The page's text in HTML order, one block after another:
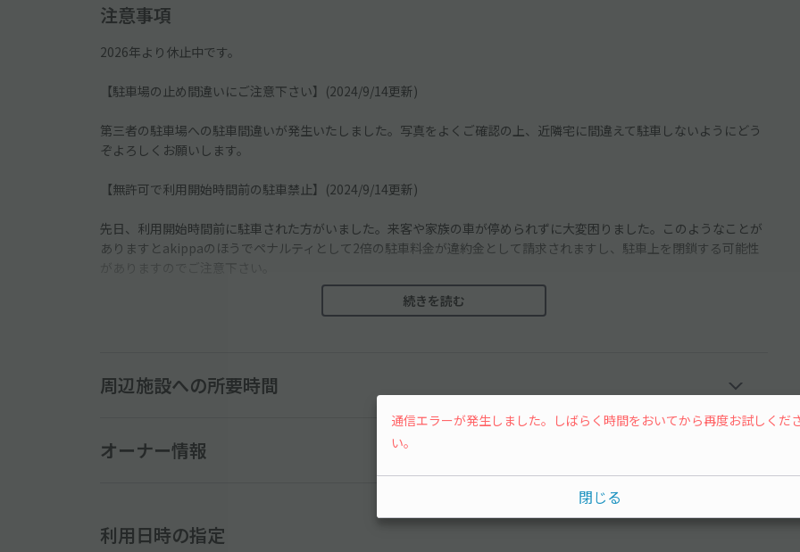
注意事項
2026年より休止中です。
【駐車場の止め間違いにご注意下さい】(2024/9/14更新)
第三者の駐車場への駐車間違いが発生いたしました。写真をよくご確認の上、近隣宅に間違えて駐車しないようにどう
ぞよろしくお願いします。
【無許可で利用開始時間前の駐車禁止】(2024/9/14更新)
先日、利用開始時間前に駐車された方がいました。来客や家族の車が停められずに大変困りました。このようなことが
ありますとakippaのほうでペナルティとして2倍の駐車料金が違約金として請求されますし、駐車上を閉鎖する可能性
で予めご了承ください。
【予約後の時間変更について(6/29更新】
【予約前にご連絡下さい】
続きを読む
周辺施設への所要時間
オーナー情報
利用日時の指定
通信エラーが発生しました。しばらく時間をおいてから再度お試しくだ
い。
閉じる